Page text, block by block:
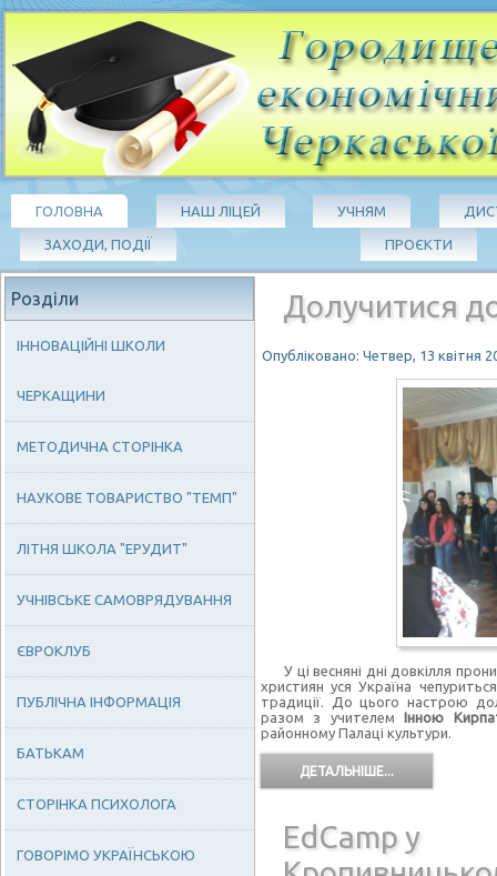
ГОЛОВНА НАШ ЛІЦЕЙ УЧНЯМ
ЗАХОДИ, ПОДІЇ ПРОЄКТИ
Розділи
ІННОВАЦІЙНІ ШКОЛИ
ЧЕРКАЩИНИ
МЕТОДИЧНА СТОРІНКА
НАУКОВЕ ТОВАРИСТВО "ТЕМП"
ЛІТНЯ ШКОЛА "ЕРУДИТ"
УЧНІВСЬКЕ САМОВРЯДУВАННЯ
ЄВРОКЛУБ
ПУБЛІЧНА ІНФОРМАЦІЯ
БАТЬКАМ
СТОРІНКА ПСИХОЛОГА
ГОВОРІМО УКРАЇНСЬКОЮ
Долучитися
Опубліковано: Четвер, 13 квітня
У ці весняні дні довкілля
християн уся Україна
традиції. До цього настрою
разом з учителем Інною
районному Палаці культури.
ДЕТАЛЬНІШЕ...
EdCamp у